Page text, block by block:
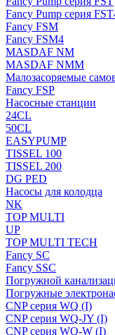
Fancy Pump серия
Fancy FSM
Fancy FSM4
MASDAF NM
MASDAF NMM
Малозасоряемые
Fancy FSP
Насосные станции
24CL
50CL
EASYPUMP
TISSEL 100
TISSEL 200
DG PED
Насосы для колодца
NK
TOP MULTI
UP
TOP MULTI TECH
Fancy SC
Fancy SSC
Погружной
Погружные
CNP серия WQ (I)
CNP серия WQ-JY (I)
CNP серия WQ-W (I)